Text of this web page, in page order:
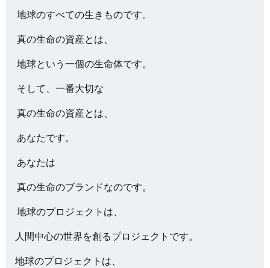
地球のすべての生きものです。
真の生命の資産とは、
地球という一個の生命体です。
そして、一番大切な
真の生命の資産とは、
あなたです。
あなたは
真の生命のブランドなのです。
地球のプロジェクトは、
人間中心の世界を創るプロジェクトです。
地球のプロジェクトは、